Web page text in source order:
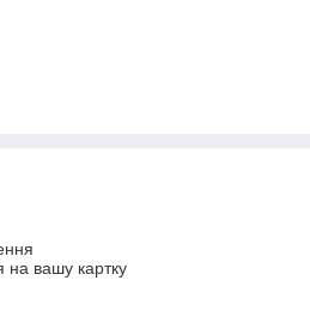
на вашу картку